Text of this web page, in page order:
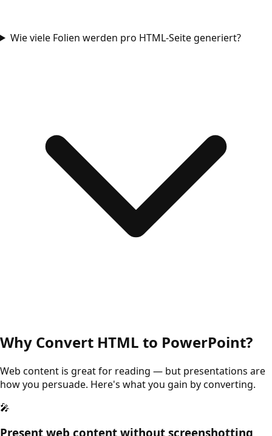
Wie viele Folien werden pro HTML-Seite generiert?
Why Convert HTML to PowerPoint?
Web content is great for reading — but presentations are
how you persuade. Here's what you gain by converting.
🎤
Present web content without screenshotting